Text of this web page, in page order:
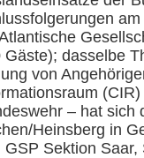
Gäste); dasselbe
von
– hat sich
Heinsberg in
GSP Sektion